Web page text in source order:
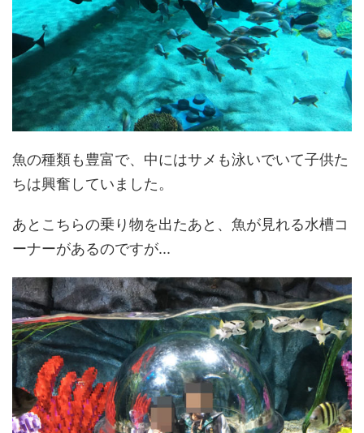
魚の種類も豊富で、中にはサメも泳いでいて子供た
ちは興奮していました。
あとこちらの乗り物を出たあと、魚が見れる水槽コ
ーナーがあるのですが...